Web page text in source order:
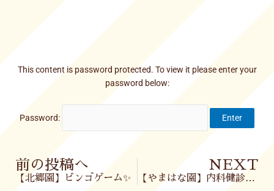
This content is password protected. To view it please enter your
password below:
Password:
Prev
前の投稿へ
【北郷園】ビンゴゲーム✨
NEXT
【やまはな園】内科健診がありました🩺